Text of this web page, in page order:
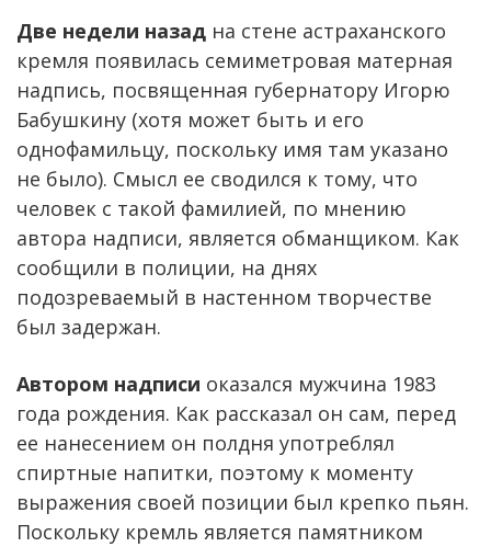
Две недели назад на стене астраханского
кремля появилась семиметровая матерная
надпись, посвященная губернатору Игорю
Бабушкину (хотя может быть и его
однофамильцу, поскольку имя там указано
не было). Смысл ее сводился к тому, что
человек с такой фамилией, по мнению
автора надписи, является обманщиком. Как
сообщили в полиции, на днях
подозреваемый в настенном творчестве
был задержан.
Автором надписи оказался мужчина 1983
года рождения. Как рассказал он сам, перед
ее нанесением он полдня употреблял
спиртные напитки, поэтому к моменту
выражения своей позиции был крепко пьян.
Поскольку кремль является памятником